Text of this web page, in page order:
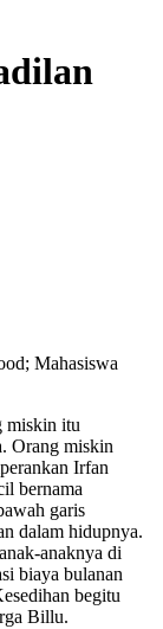
Mahasiswa
miskin itu
Orang miskin
Irfan
bernama
garis
dalam hidupnya.
anaknya di
biaya bulanan
begitu
Billu.